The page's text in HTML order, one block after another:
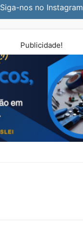
Siga-nos no Instagram
Publicidade!